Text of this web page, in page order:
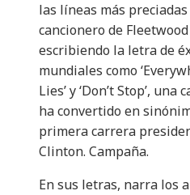
las líneas más
cancionero de
escribiendo la letra de
mundiales como
Lies’ y ‘Don’t Stop’, una
ha convertido en
primera carrera
Clinton. Campaña.
En sus letras, narra los